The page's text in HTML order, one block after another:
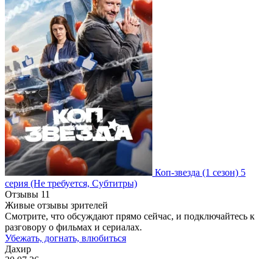
Коп-звезда (1 сезон) 5
серия (Не требуется, Субтитры)
Отзывы 11
Живые отзывы зрителей
Смотрите, что обсуждают прямо сейчас, и подключайтесь к
разговору о фильмах и сериалах.
Убежать, догнать, влюбиться
Дахир